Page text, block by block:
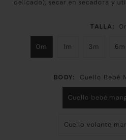
delicado), secar en secadora y
TALLA:
0m 1m 3m 6m
BODY: Cuello Bebé
Cuello bebé
Cuello volante